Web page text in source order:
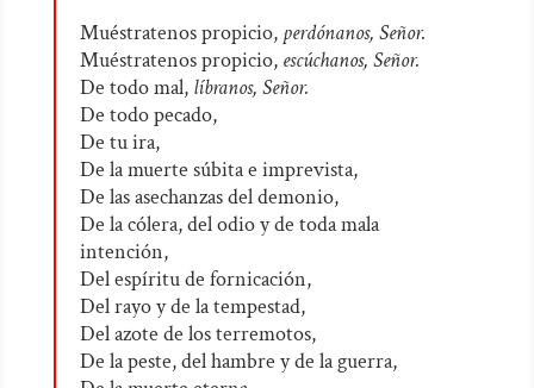
Muéstratenos propicio, perdónanos, Señor.
Muéstratenos propicio, escúchanos, Señor.
De todo mal, líbranos, Señor.
De todo pecado,
De tu ira,
De la muerte súbita e imprevista,
De las asechanzas del demonio,
De la cólera, del odio y de toda mala
intención,
Del espíritu de fornicación,
Del rayo y de la tempestad,
Del azote de los terremotos,
De la peste, del hambre y de la guerra,